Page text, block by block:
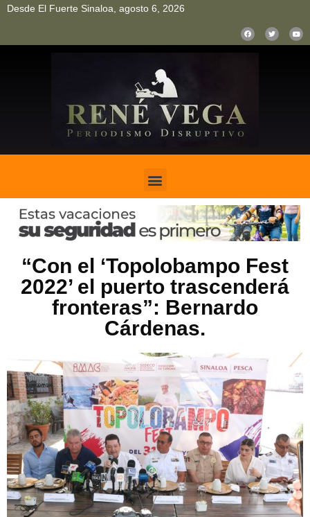
Desde El Fuerte Sinaloa, agosto 6, 2026
“Con el ‘Topolobampo Fest
2022’ el puerto trascenderá
fronteras”: Bernardo
Cárdenas.